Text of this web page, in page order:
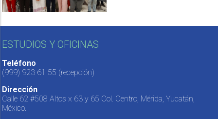
ESTUDIOS Y OFICINAS
Teléfono
(999) 923 61 55 (recepción)
Dirección
Calle 62 #508 Altos x 63 y 65 Col. Centro, Mérida, Yucatán,
México.